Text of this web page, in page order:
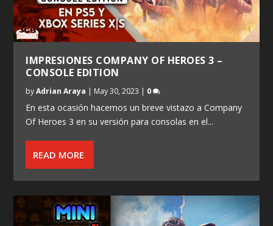
IMPRESIONES COMPANY OF HEROES 3 –
CONSOLE EDITION
byAdrian Araya | May 30, 2023 | 0
En esta ocasión hacemos un breve vistazo a Company
Of Heroes 3 en su versión para consolas en el...
READ MORE